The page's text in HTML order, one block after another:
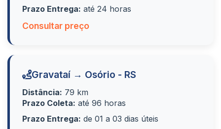
Prazo Entrega: até 24 horas
Consultar preço
Gravataí → Osório - RS
Distância: 79 km
Prazo Coleta: até 96 horas
Prazo Entrega: de 01 a 03 dias úteis